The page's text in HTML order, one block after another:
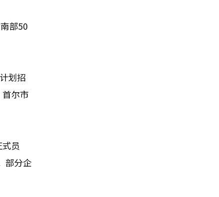
部50
划招
尔市
员
部分企